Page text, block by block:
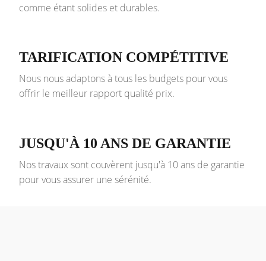
comme étant solides et durables.
TARIFICATION COMPÉTITIVE
Nous nous adaptons à tous les budgets pour vous
offrir le meilleur rapport qualité prix.
JUSQU'À 10 ANS DE GARANTIE
Nos travaux sont couvèrent jusqu'à 10 ans de garantie
pour vous assurer une sérénité.